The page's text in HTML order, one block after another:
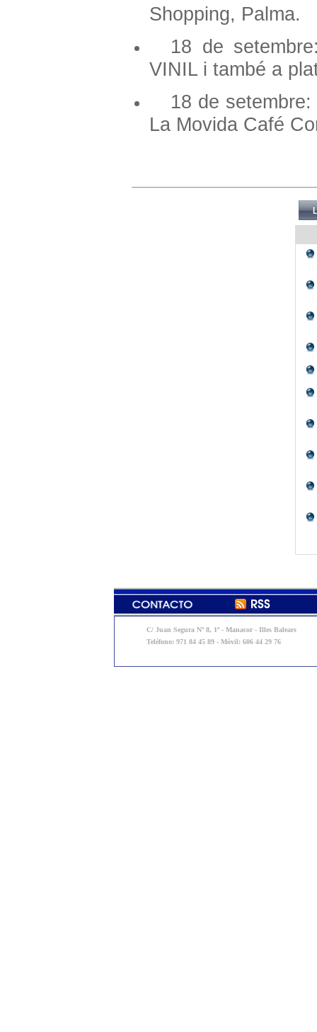
Shopping, Palma.
18 de
VINIL i també a
18 de
La Movida Café
C/ Juan Segura Nº 8, 1º - Manacor - Illes Balears
Teléfono: 971 84 45 89 - Móvil: 606 44 29 76